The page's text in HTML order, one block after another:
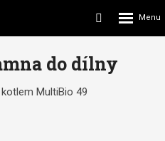
Vyhledávání
Rozbalení
do dílny
MultiBio 49